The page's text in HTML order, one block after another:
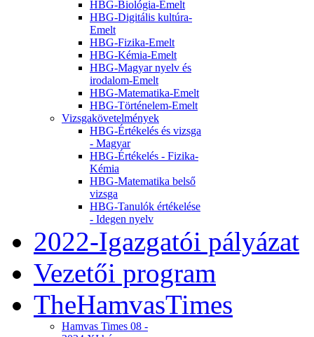
HBG-Biológia-Emelt
HBG-Digitális kultúra-
Emelt
HBG-Fizika-Emelt
HBG-Kémia-Emelt
HBG-Magyar nyelv és
irodalom-Emelt
HBG-Matematika-Emelt
HBG-Történelem-Emelt
Vizsgakövetelmények
HBG-Értékelés és vizsga
- Magyar
HBG-Értékelés - Fizika-
Kémia
HBG-Matematika belső
vizsga
HBG-Tanulók értékelése
- Idegen nyelv
2022-Igazgatói pályázat
Vezetői program
TheHamvasTimes
Hamvas Times 08 -